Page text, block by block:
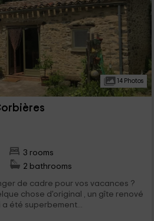
14 Photos
3 rooms
2 bathrooms
de cadre pour vos vacances ?
chose d'original , un gîte renové
été superbement...